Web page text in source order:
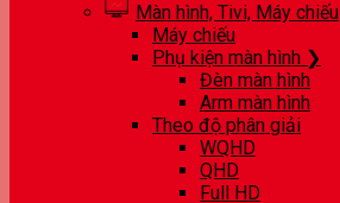
Màn hình, Tivi, Máy chiếu
Máy chiếu
Phụ kiện màn hình ❯
Đèn màn hình
Arm màn hình
Theo độ phân giải
WQHD
QHD
Full HD